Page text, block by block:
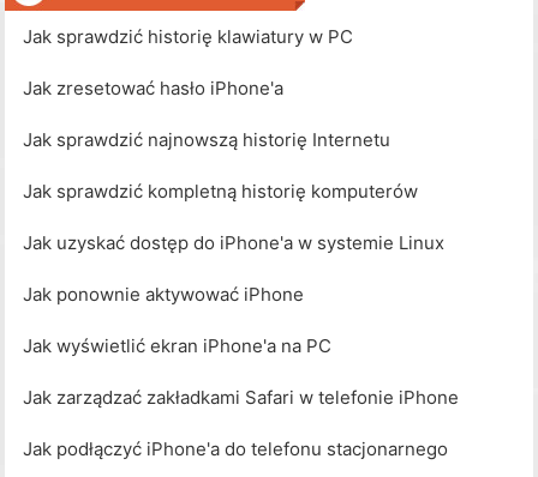
Jak sprawdzić historię klawiatury w PC
Jak zresetować hasło iPhone'a
Jak sprawdzić najnowszą historię Internetu
Jak sprawdzić kompletną historię komputerów
Jak uzyskać dostęp do iPhone'a w systemie Linux
Jak ponownie aktywować iPhone
Jak wyświetlić ekran iPhone'a na PC
Jak zarządzać zakładkami Safari w telefonie iPhone
Jak podłączyć iPhone'a do telefonu stacjonarnego